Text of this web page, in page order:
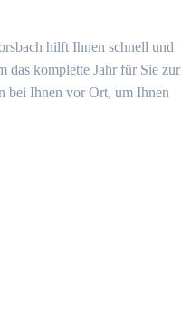
hilft Ihnen schnell und
das komplette Jahr für Sie zur
bei Ihnen vor Ort, um Ihnen